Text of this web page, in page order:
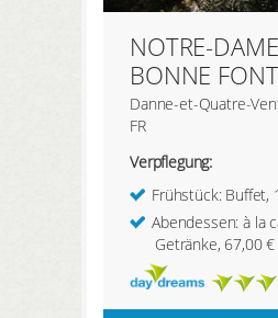
NOTRE-
BONNE
Danne-et-Quatre-
FR
Verpflegung:
Frühstück: Buffet,
Abendessen: à la
Getränke, 67,00 €